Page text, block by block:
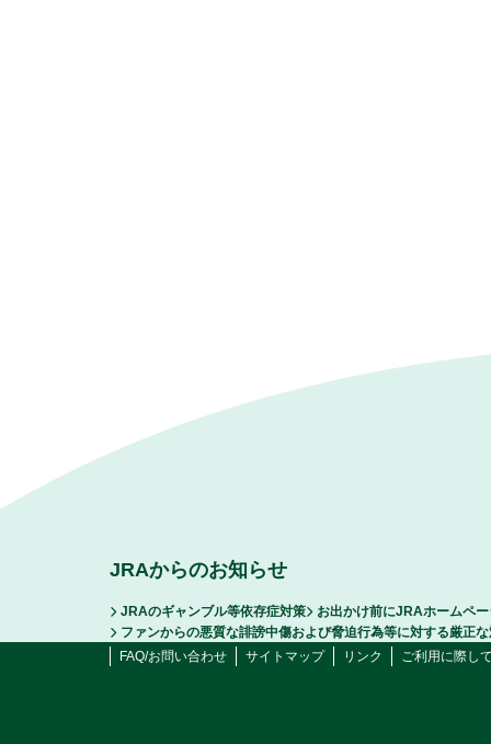
JRAからのお知らせ
JRAのギャンブル等依存症対策
お出かけ前にJRAホームペ
ファンからの悪質な誹謗中傷および脅迫行為等に対する厳正
FAQ/お問い合わせ
サイトマップ リンク ご利用に際し